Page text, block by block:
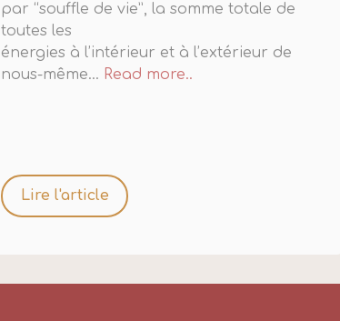
par “souffle de vie”, la somme totale de
toutes les
énergies à l’intérieur et à l’extérieur de
nous-même... Read more..
Lire l'article